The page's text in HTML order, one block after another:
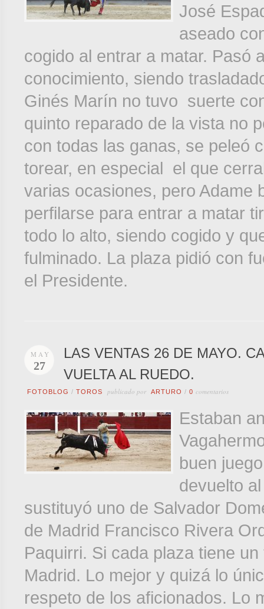
José
aseado
cogido al entrar a matar. Pasó
conocimiento, siendo
Ginés Marín no tuvo suerte
quinto reparado de la vista no
con todas las ganas, se peleó
torear, en especial el que
varias ocasiones, pero Adame
perfilarse para entrar a matar
todo lo alto, siendo cogido y
fulminado. La plaza pidió con
el Presidente.
MAY
27
LAS VENTAS 26 DE MAYO.
VUELTA AL RUEDO.
FOTOBLOG / TOROS publicado por ARTURO / 0 comentarios
Estaban
buen
devuelto
sustituyó uno de Salvador
de Madrid Francisco Rivera
Paquirri. Si cada plaza tiene
Madrid. Lo mejor y quizá lo
respeto de los aficionados. Lo